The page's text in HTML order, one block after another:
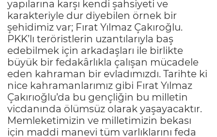
yapılarına karşı kendi şahsiyeti ve
karakteriyle dur diyebilen örnek bir
şehidimiz var; Fırat Yılmaz Çakıroğlu.
PKK’lı teröristlerin uzantılarıyla baş
edebilmek için arkadaşları ile birlikte
büyük bir fedakârlıkla çalışan mücadele
eden kahraman bir evladımızdı. Tarihte ki
nice kahramanlarımız gibi Fırat Yılmaz
Çakırıoğlu’da bu gençliğin bu milletin
vicdanında ölümsüz olarak yaşayacaktır.
Memleketimizin ve milletimizin bekası
için maddi manevi tüm varlıklarını feda